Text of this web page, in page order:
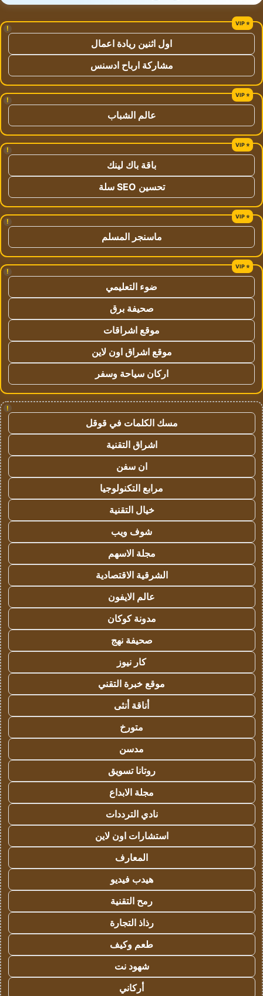
!
اول اثنين ريادة اعمال
مشاركة ارباح ادسنس
!
عالم الشباب
!
باقة باك لينك
تحسين SEO سلة
!
ماسنجر المسلم
!
ضوء التعليمي
صحيفة برق
موقع اشراقات
موقع اشراق اون لاين
اركان سياحة وسفر
!
مسك الكلمات في قوقل
اشراق التقنية
ان سفن
مرابع التكنولوجيا
خيال التقنية
شوف ويب
مجلة الاسهم
الشرقية الاقتصادية
عالم الايفون
مدونة كوكان
صحيفة نهج
كار نيوز
موقع خبرة التقني
أناقة أنثى
متورخ
مدسن
روتانا تسويق
مجلة الابداع
نادي الترددات
استشارات اون لاين
المعارف
هيدب فيديو
رمح التقنية
رذاذ التجارة
طعم وكيف
شهود نت
أركاني